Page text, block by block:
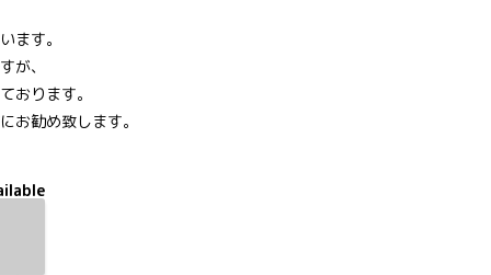
ます。
が、
おります。
お勧め致します。